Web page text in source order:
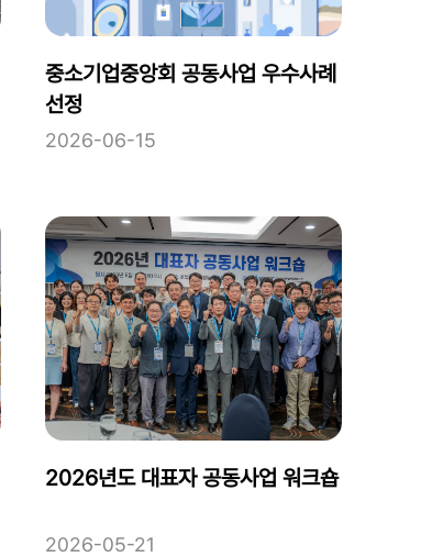
중소기업중앙회 공동사업 우수사례
선정
2026-06-15
2026년도 대표자 공동사업 워크숍
2026-05-21